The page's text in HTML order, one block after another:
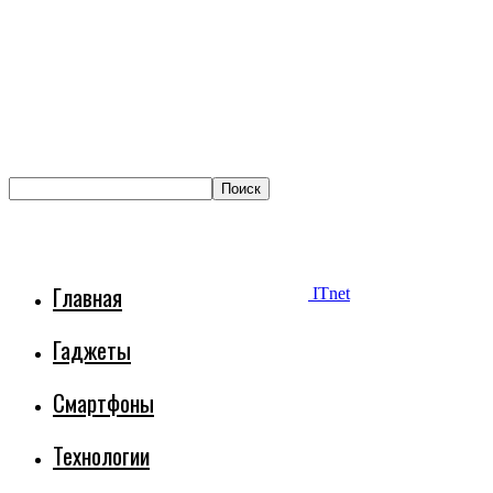
ITnet
Главная
Гаджеты
Смартфоны
Технологии